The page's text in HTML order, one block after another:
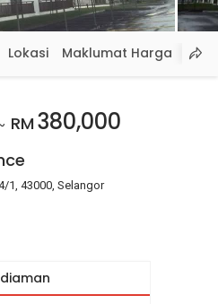
Lokasi Maklumat Harga
RM 380,000
1, 43000, Selangor